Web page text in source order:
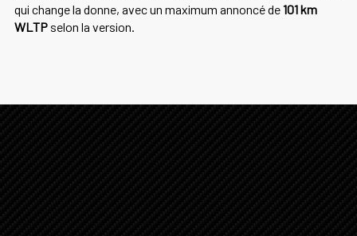
qui change la donne, avec un maximum annoncé de101 km
WLTPselon la version.